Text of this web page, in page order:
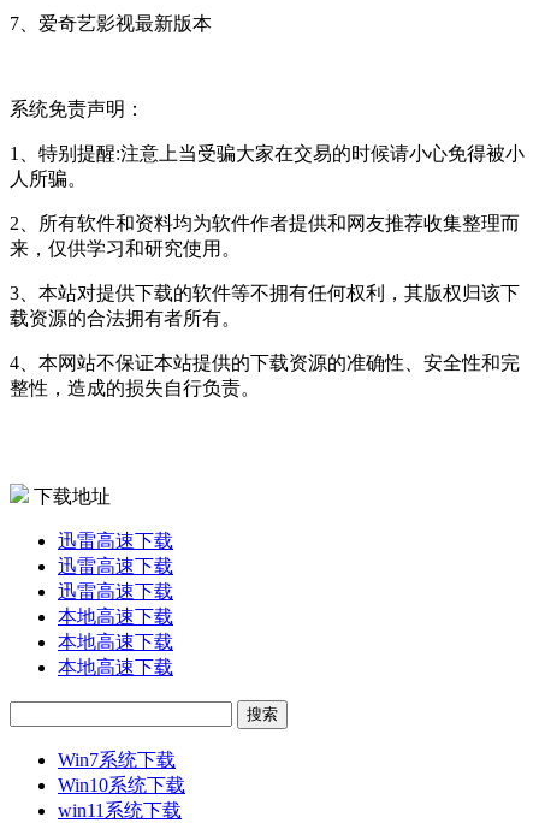
7、爱奇艺影视最新版本
系统免责声明：
1、特别提醒:注意上当受骗大家在交易的时候请小心免得被小
人所骗。
2、所有软件和资料均为软件作者提供和网友推荐收集整理而
来，仅供学习和研究使用。
3、本站对提供下载的软件等不拥有任何权利，其版权归该下
载资源的合法拥有者所有。
4、本网站不保证本站提供的下载资源的准确性、安全性和完
整性，造成的损失自行负责。
下载地址
迅雷高速下载
迅雷高速下载
迅雷高速下载
本地高速下载
本地高速下载
本地高速下载
Win7系统下载
Win10系统下载
win11系统下载